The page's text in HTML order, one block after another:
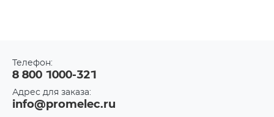
Телефон:
8 800 1000-321
Адрес для заказа:
info@promelec.ru